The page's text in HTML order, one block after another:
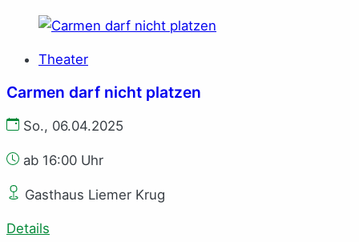
Theater
Carmen darf nicht platzen
So., 06.04.2025
ab 16:00 Uhr
Gasthaus Liemer Krug
Details